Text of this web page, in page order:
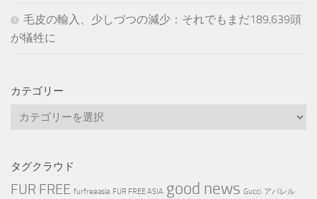
毛皮の輸入、少しづつの減少：それでもまだ189,639頭
が犠牲に
カテゴリー
カ
リ
ー
タグクラウド
FUR FREE furfreeasia FUR FREE ASIA good news Gucci アパレル